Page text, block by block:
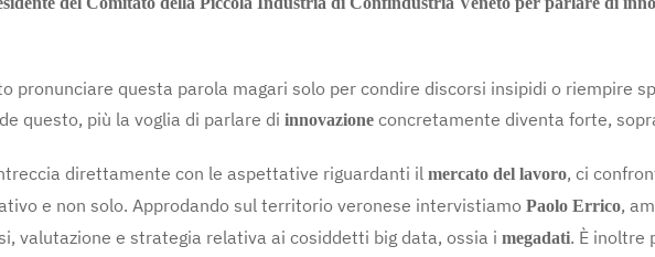
pronunciare questa parola magari solo per condire discorsi insipidi o riempire
questo, più la voglia di parlare di innovazione concretamente diventa forte,
direttamente con le aspettative riguardanti il mercato del lavoro, ci
e non solo. Approdando sul territorio veronese intervistiamo Paolo Errico,
valutazione e strategia relativa ai cosiddetti big data, ossia i megadati. È inoltre